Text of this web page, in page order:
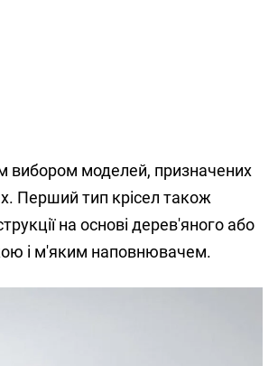
вибором моделей, призначених
Перший тип крісел також
на основі дерев'яного або
і м'яким наповнювачем.